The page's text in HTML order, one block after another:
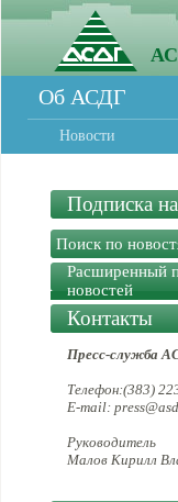
Об АСДГ
Новости
Подписка
Расширенный
новостей
Контакты
Пресс-служба
Телефон:(383)
E-mail:
Руководитель
Малов Кирилл